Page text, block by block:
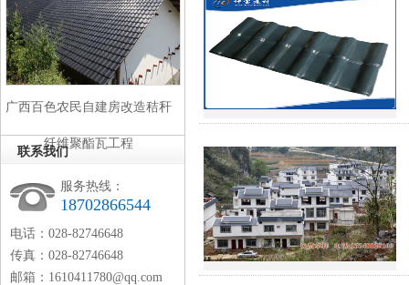
广西百色农民自建房改造秸秆
纤维聚酯瓦工程
联系我们
服务热线：
18702866544
电话：028-82746648
传真：028-82746648
邮箱：1610411780@qq.com